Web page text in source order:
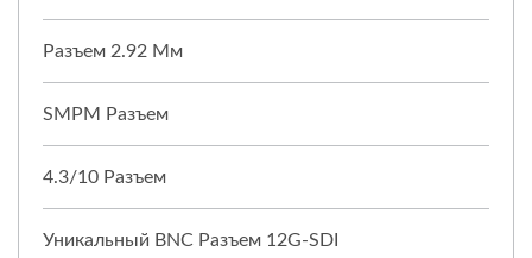
Разъем 2.92 Мм
SMPM Разъем
4.3/10 Разъем
Уникальный BNC Разъем 12G-SDI